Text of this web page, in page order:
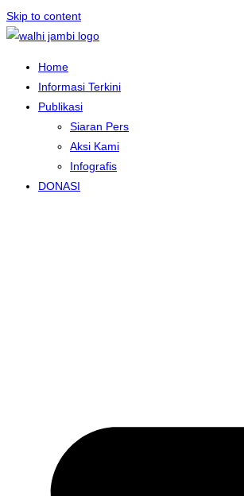
Skip to content
Home
Informasi Terkini
Publikasi
Siaran Pers
Aksi Kami
Infografis
DONASI